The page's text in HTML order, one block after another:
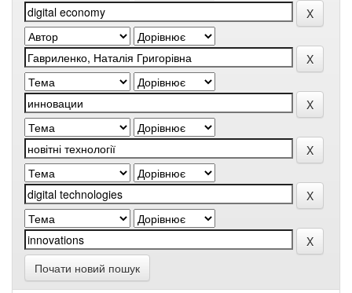
Почати новий пошук